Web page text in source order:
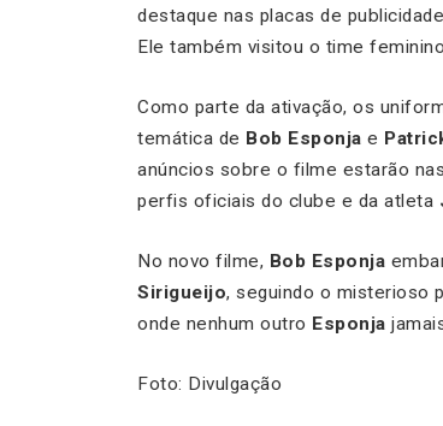
destaque nas placas de
Ele também visitou o time
Como parte da ativação, os
temática de Bob Esponja e
anúncios sobre o filme estarão
perfis oficiais do clube e da atleta
No novo filme, Bob Esponja
Sirigueijo, seguindo o misterioso
onde nenhum outro Esponja
Foto: Divulgação